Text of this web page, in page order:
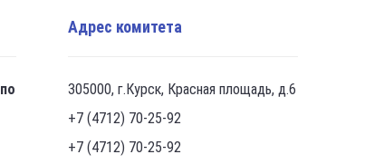
Адрес комитета
305000, г.Курск, Красная площадь, д.6
+7 (4712) 70-25-92
+7 (4712) 70-25-92